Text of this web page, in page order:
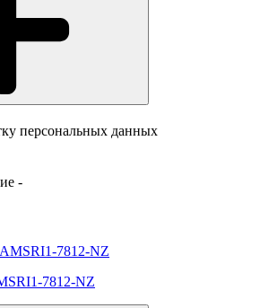
персональных данных
-
7812-NZ